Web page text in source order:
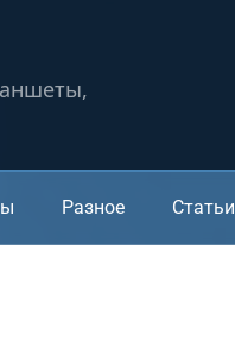
Разное Статьи